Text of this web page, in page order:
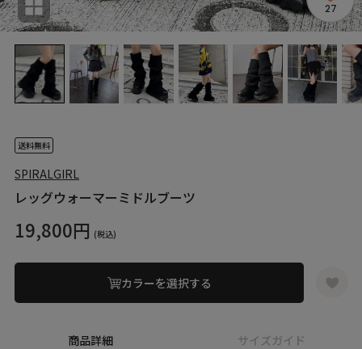
27
送料無料
SPIRALGIRL
レッグウォーマーミドルブーツ
19,800円 (税込)
カラーを選択する
商品詳細 サイズガイド